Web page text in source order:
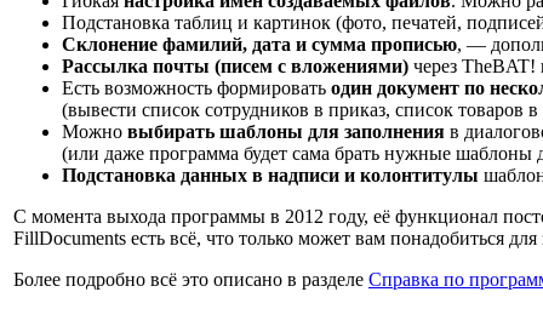
Подстановка таблиц и картинок (фото, печатей,
Склонение фамилий, дата и сумма прописью, —
Рассылка почты (писем с вложениями) через
Есть возможность формировать один документ по
(вывести список сотрудников в приказ, список товаров
Можно выбирать шаблоны для заполнения в
(или даже программа будет сама брать нужные шаблоны
Подстановка данных в надписи и колонтитулы
С момента выхода программы в 2012 году, её функционал
FillDocuments есть всё, что только может вам понадобиться
Более подробно всё это описано в разделе Справка по